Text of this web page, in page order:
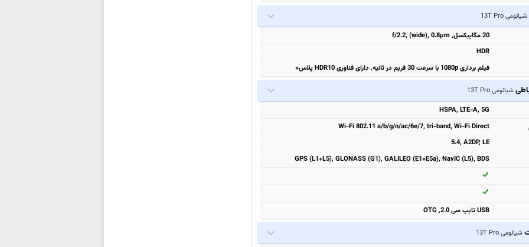
شیائومی 13T Pro
20 مگاپیکسل, f/2.2, (wide), 0.8µm
HDR
فیلم برداری 1080p با سرعت 30 فریم در ثانیه, دارای فناوری HDR10 پلاس+
شیائومی 13T Pro
HSPA, LTE-A, 5G
Wi-Fi 802.11 a/b/g/n/ac/6e/7, tri-band, Wi-Fi Direct
5.4, A2DP, LE
GPS (L1+L5), GLONASS (G1), GALILEO (E1+E5a), NavIC (L5), BDS
USB تایپ سی 2.0, OTG
شیائومی 13T Pro